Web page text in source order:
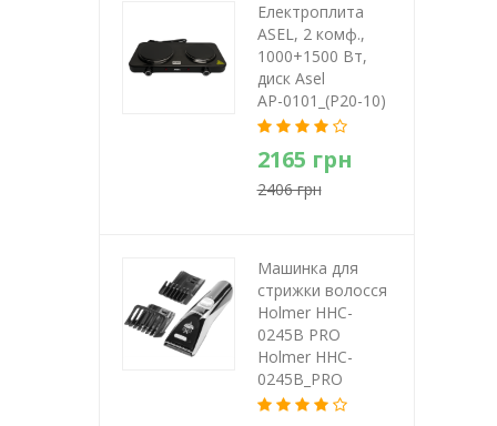
Електроплита
ASEL, 2 комф.,
1000+1500 Вт,
диск Asel
АР-0101_(P20-10)
2165 грн
2406 грн
Машинка для
стрижки волосся
Holmer HHC-
0245B PRO
Holmer HHC-
0245B_PRO